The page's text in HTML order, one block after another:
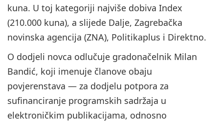
kuna. U toj kategoriji najviše dobiva Index
(210.000 kuna), a slijede Dalje, Zagrebačka
novinska agencija (ZNA), Politikaplus i Direktno.
O dodjeli novca odlučuje gradonačelnik Milan
Bandić, koji imenuje članove obaju
povjerenstava — za dodjelu potpora za
sufinanciranje programskih sadržaja u
elektroničkim publikacijama, odnosno